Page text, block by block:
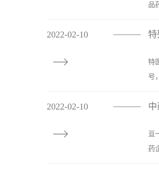
品
2022-02-10

————
特
号
2022-02-10

———— 中
亘
药